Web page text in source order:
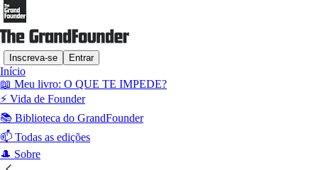
Inscreva-se Entrar
Início
📖 Meu livro: O QUE TE IMPEDE?
⚡️ Vida de Founder
📚 Biblioteca do GrandFounder
📫 Todas as edições
🎩 Sobre
Vida de Founder: do ZERO ao EXIT